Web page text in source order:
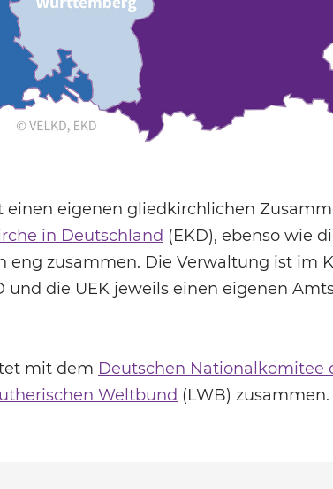
einen eigenen gliedkirchlichen
in Deutschland (EKD), ebenso wie
eng zusammen. Die Verwaltung ist im
und die UEK jeweils einen eigenen
mit dem Deutschen Nationalkomitee
Weltbund (LWB) zusammen.